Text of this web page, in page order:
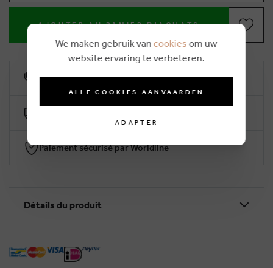
AJOUTER AU PANIER D'ACHATS
10% remise de fidélité
Paiement sécurisé par Worldline
Détails du produit
We maken gebruik van cookies om uw
website ervaring te verbeteren.
ALLE COOKIES AANVAARDEN
ADAPTER